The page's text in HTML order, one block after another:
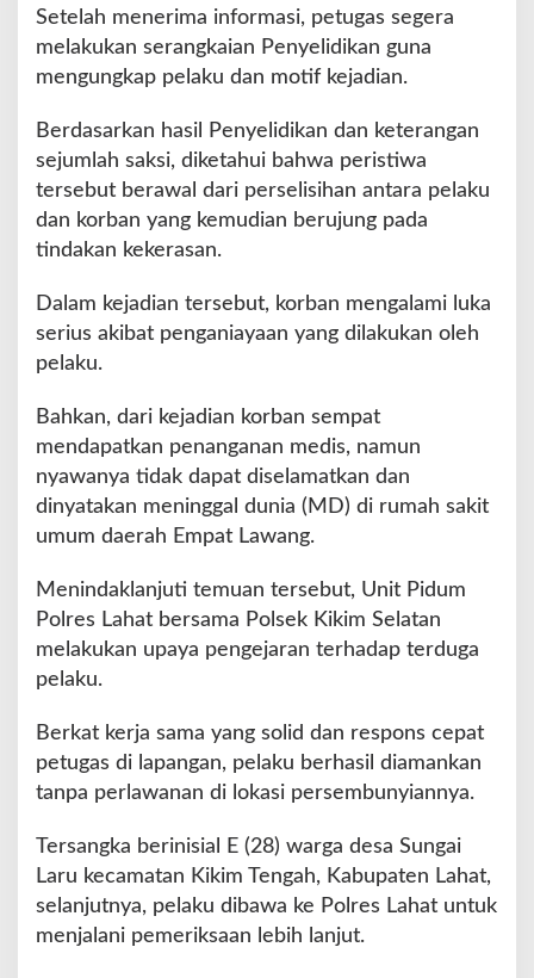
a
n
a
a
a
n
C
p
e
i
n
g
n
J
y
a
Setelah menerima informasi, petugas segera
melakukan serangkaian Penyelidikan guna
mengungkap pelaku dan motif kejadian.
Berdasarkan hasil Penyelidikan dan keterangan
sejumlah saksi, diketahui bahwa peristiwa
tersebut berawal dari perselisihan antara pelaku
dan korban yang kemudian berujung pada
tindakan kekerasan.
Dalam kejadian tersebut, korban mengalami luka
serius akibat penganiayaan yang dilakukan oleh
pelaku.
Bahkan, dari kejadian korban sempat
mendapatkan penanganan medis, namun
nyawanya tidak dapat diselamatkan dan
dinyatakan meninggal dunia (MD) di rumah sakit
umum daerah Empat Lawang.
Menindaklanjuti temuan tersebut, Unit Pidum
Polres Lahat bersama Polsek Kikim Selatan
melakukan upaya pengejaran terhadap terduga
pelaku.
Berkat kerja sama yang solid dan respons cepat
petugas di lapangan, pelaku berhasil diamankan
tanpa perlawanan di lokasi persembunyiannya.
Tersangka berinisial E (28) warga desa Sungai
Laru kecamatan Kikim Tengah, Kabupaten Lahat,
selanjutnya, pelaku dibawa ke Polres Lahat untuk
menjalani pemeriksaan lebih lanjut.